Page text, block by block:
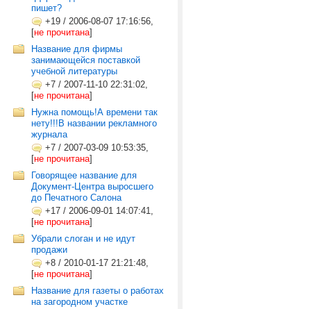
пишет?
+19 / 2006-08-07 17:16:56,
[не прочитана]
Название для фирмы
занимающейся поставкой
учебной литературы
+7 / 2007-11-10 22:31:02,
[не прочитана]
Нужна помощь!А времени так
нету!!!В названии рекламного
журнала
+7 / 2007-03-09 10:53:35,
[не прочитана]
Говорящее название для
Документ-Центра выросшего
до Печатного Салона
+17 / 2006-09-01 14:07:41,
[не прочитана]
Убрали слоган и не идут
продажи
+8 / 2010-01-17 21:21:48,
[не прочитана]
Название для газеты о работах
на загородном участке